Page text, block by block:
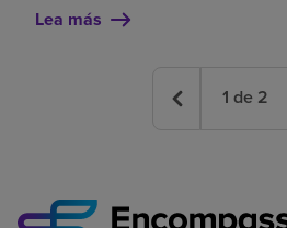
Lea más
1 de 2